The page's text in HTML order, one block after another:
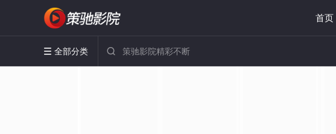
首页
 全部分类 